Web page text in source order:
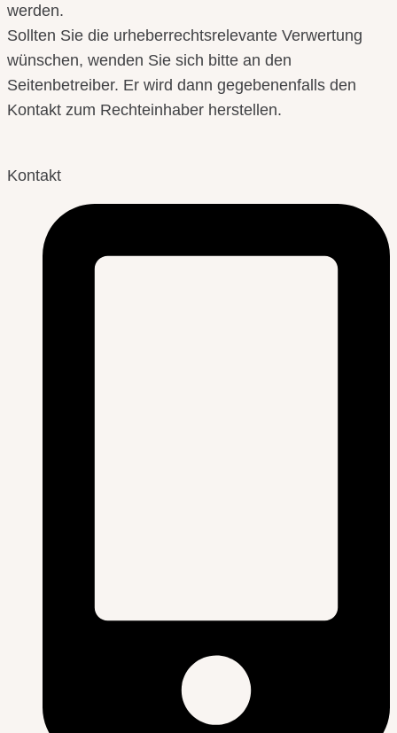
werden.
Sollten Sie die urheberrechtsrelevante Verwertung
wünschen, wenden Sie sich bitte an den
Seitenbetreiber. Er wird dann gegebenenfalls den
Kontakt zum Rechteinhaber herstellen.
Kontakt